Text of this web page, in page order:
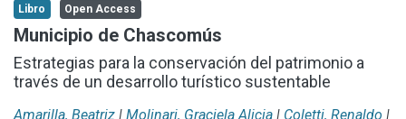
Aportar material
Statistics
Libro Open Access
Municipio de Chascomús
Estrategias para la conservación del patrimonio a
través de un desarrollo turístico sustentable
Amarilla, Beatriz | Molinari, Graciela Alicia | Coletti, Renaldo |